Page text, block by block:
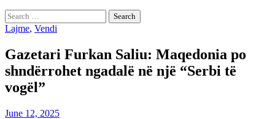
Search
for:
Lajme, Vendi
Gazetari Furkan Saliu: Maqedonia po
shndërrohet ngadalë në një “Serbi të
vogël”
June 12, 2025